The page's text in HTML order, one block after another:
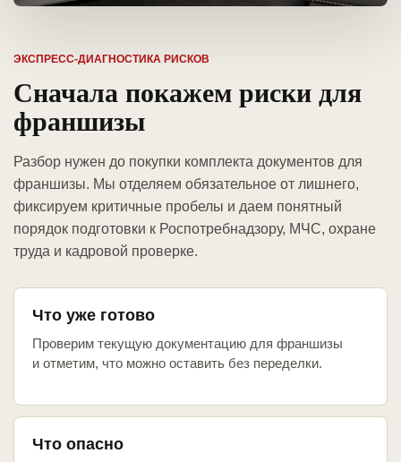
ЭКСПРЕСС-ДИАГНОСТИКА РИСКОВ
Сначала покажем риски для
франшизы
Разбор нужен до покупки комплекта документов для
франшизы. Мы отделяем обязательное от лишнего,
фиксируем критичные пробелы и даем понятный
порядок подготовки к Роспотребнадзору, МЧС, охране
труда и кадровой проверке.
Что уже готово
Проверим текущую документацию для франшизы
и отметим, что можно оставить без переделки.
Что опасно